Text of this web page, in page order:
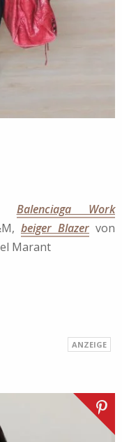
Balenciaga Work
beiger Blazer von
Marant